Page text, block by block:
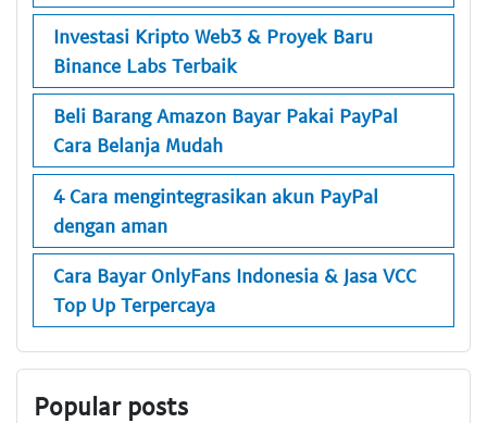
Investasi Kripto Web3 & Proyek Baru
Binance Labs Terbaik
Beli Barang Amazon Bayar Pakai PayPal
Cara Belanja Mudah
4 Cara mengintegrasikan akun PayPal
dengan aman
Cara Bayar OnlyFans Indonesia & Jasa VCC
Top Up Terpercaya
Popular posts